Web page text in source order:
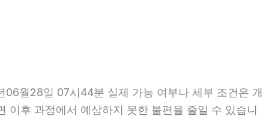
월28일 07시44분 실제 가능 여부나 세부 조건은 개
이후 과정에서 예상하지 못한 불편을 줄일 수 있습니